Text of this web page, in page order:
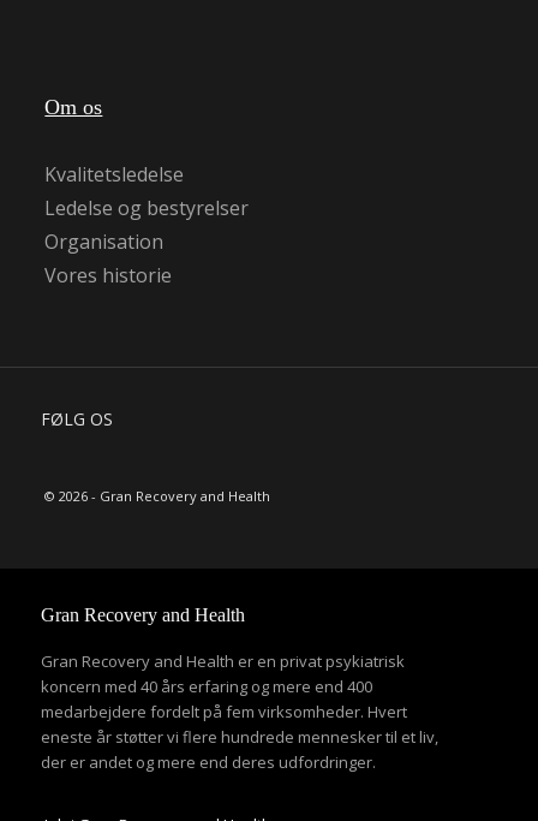
Om os
Kvalitetsledelse
Ledelse og bestyrelser
Organisation
Vores historie
FØLG OS
© 2026 - Gran Recovery and Health
Gran Recovery and Health
Gran Recovery and Health er en privat psykiatrisk
koncern med 40 års erfaring og mere end 400
medarbejdere fordelt på fem virksomheder. Hvert
eneste år støtter vi flere hundrede mennesker til et liv,
der er andet og mere end deres udfordringer.